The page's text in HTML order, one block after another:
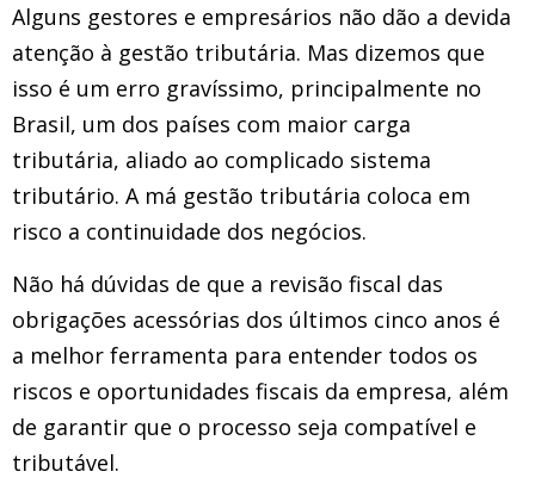
Alguns gestores e empresários não dão a devida
atenção à gestão tributária. Mas dizemos que
isso é um erro gravíssimo, principalmente no
Brasil, um dos países com maior carga
tributária, aliado ao complicado sistema
tributário. A má gestão tributária coloca em
risco a continuidade dos negócios.
Não há dúvidas de que a revisão fiscal das
obrigações acessórias dos últimos cinco anos é
a melhor ferramenta para entender todos os
riscos e oportunidades fiscais da empresa, além
de garantir que o processo seja compatível e
tributável.